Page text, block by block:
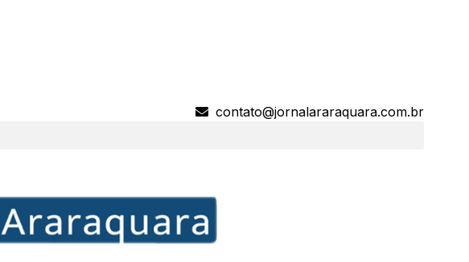
contato@jornalararaquara.com.br